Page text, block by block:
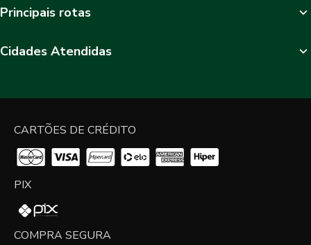
Principais rotas
Cidades Atendidas
CARTÕES DE CRÉDITO
PIX
COMPRA SEGURA